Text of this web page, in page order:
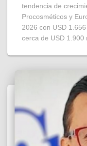
tendencia de
Procosméticos y
2026 con USD
cerca de USD 1.900